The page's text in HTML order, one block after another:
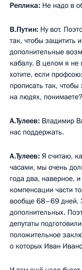
Реплика: Не надо в
В.Путин: Ну вот.
так, чтобы защитить
дополнительные
кабалу. В целом я не
хотите, если
прописать так, чтобы
на людях, понимаете?
А.Тулеев: Владимир
нас поддержать.
А.Тулеев: Я считаю,
часами, мы очень
года два, наверное,
компенсации части
вообще 68–69 дней.
дополнительных.
депутаты
положительное
о которых Иван